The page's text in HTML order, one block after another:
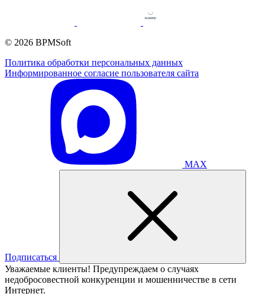
© 2026 BPMSoft
Политика обработки персональных данных
Информированное согласие пользователя сайта
MAX
Подписаться
Уважаемые клиенты! Предупреждаем о случаях
недобросовестной конкуренции и мошенничестве в сети
Интернет.